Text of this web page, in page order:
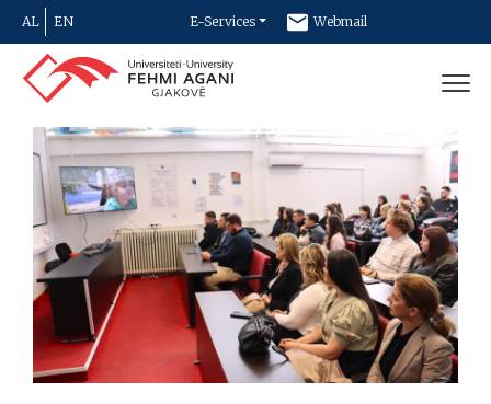
AL EN E-Services Webmail
Newsletter